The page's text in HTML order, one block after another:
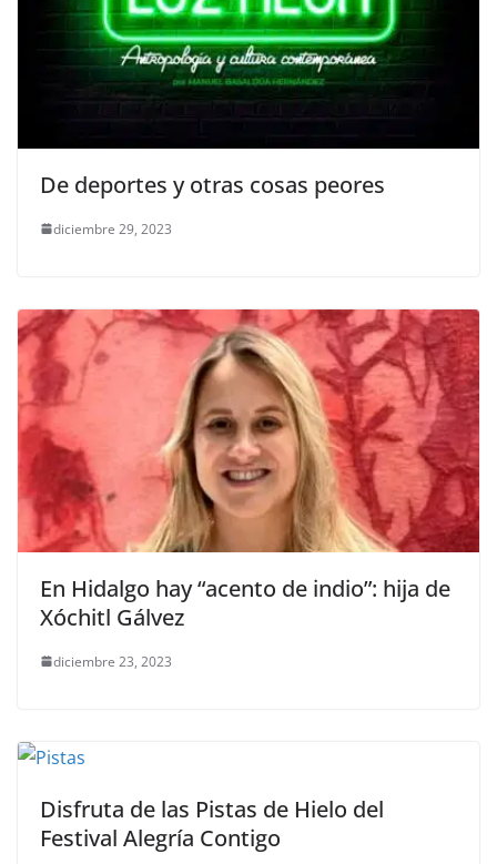
De deportes y otras cosas peores
diciembre 29, 2023
En Hidalgo hay “acento de indio”: hija de
Xóchitl Gálvez
diciembre 23, 2023
Disfruta de las Pistas de Hielo del
Festival Alegría Contigo